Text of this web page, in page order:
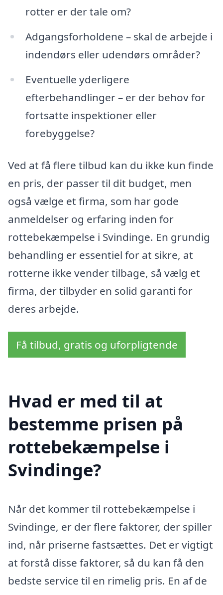
rotter er der tale om?
Adgangsforholdene – skal de arbejde i
indendørs eller udendørs områder?
Eventuelle yderligere
efterbehandlinger – er der behov for
fortsatte inspektioner eller
forebyggelse?
Ved at få flere tilbud kan du ikke kun finde
en pris, der passer til dit budget, men
også vælge et firma, som har gode
anmeldelser og erfaring inden for
rottebekæmpelse i Svindinge. En grundig
behandling er essentiel for at sikre, at
rotterne ikke vender tilbage, så vælg et
firma, der tilbyder en solid garanti for
deres arbejde.
Få tilbud, gratis og uforpligtende
Hvad er med til at
bestemme prisen på
rottebekæmpelse i
Svindinge?
Når det kommer til rottebekæmpelse i
Svindinge, er der flere faktorer, der spiller
ind, når priserne fastsættes. Det er vigtigt
at forstå disse faktorer, så du kan få den
bedste service til en rimelig pris. En af de